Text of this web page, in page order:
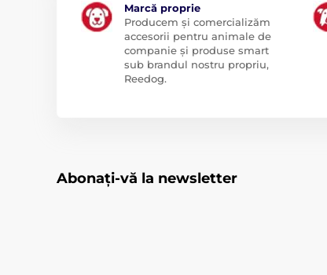
Marcă proprie
Producem și comercializăm
accesorii pentru animale de
companie și produse smart
sub brandul nostru propriu,
Reedog.
Abonați-vă la newsletter